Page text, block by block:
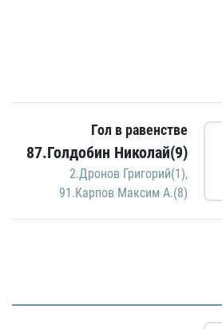
Гол в равенстве
87.Голдобин Николай(9)
2.Дронов Григорий(1),
91.Карпов Максим А.(8)